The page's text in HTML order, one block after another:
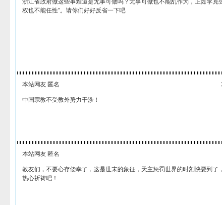
浙江省政府做这些事难道是无事可做吗？无事可做也不能乱作为，正如李克
权也不能任性”。请你们好好反省一下吧
本站网友 匿名
中国宗教不受教外势力干涉！
本站网友 匿名
教友们，不要心存侥幸了，这是世末的象征，天主惩罚世界的时刻快要到了
热心祈祷吧！